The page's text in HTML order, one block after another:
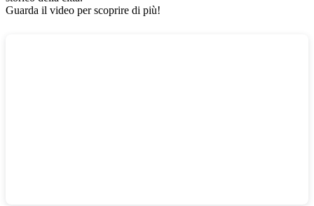
Guarda il video per scoprire di più!